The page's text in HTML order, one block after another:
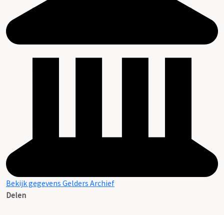
Bekijk gegevens Gelders Archief
Delen